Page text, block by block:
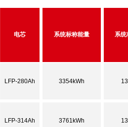
电芯 系统标称能量 系
LFP-280Ah 3354kWh
LFP-314Ah 3761kWh